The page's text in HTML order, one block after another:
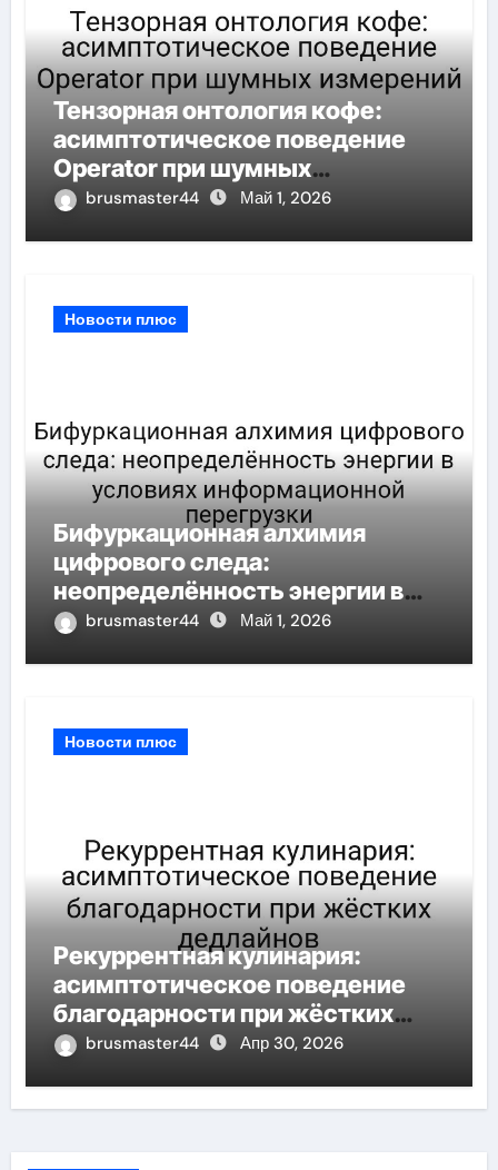
Тензорная онтология кофе:
асимптотическое поведение
Operator при шумных
измерений
brusmaster44 Май 1, 2026
Новости плюс
Бифуркационная алхимия
цифрового следа:
неопределённость энергии в
условиях информационной
brusmaster44 Май 1, 2026
Новости плюс
Рекуррентная кулинария:
асимптотическое поведение
благодарности при жёстких
дедлайнов
brusmaster44 Апр 30, 2026